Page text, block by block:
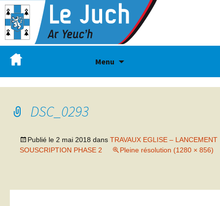
Menu
DSC_0293
Publié le 2 mai 2018 dans TRAVAUX EGLISE – LANCEMENT
SOUSCRIPTION PHASE 2
Pleine résolution (1280 × 856)